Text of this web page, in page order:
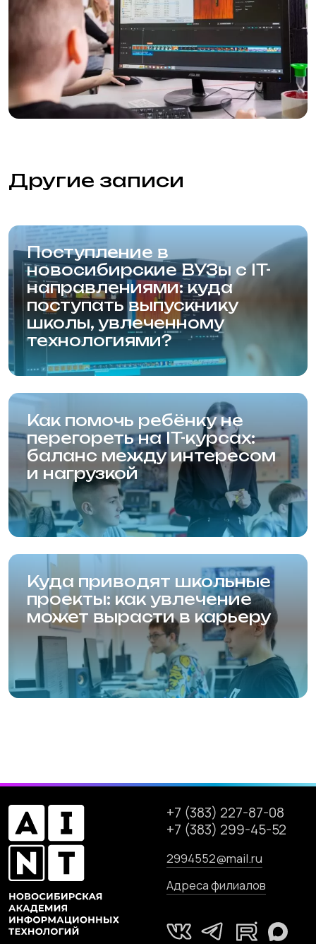
Новосибирская Академия
Информационных Технологий (Академия
НАИТ)
Новосибирск, Красный проспект, 320/1
Карта сайта
Статьи
Сведения от образовательной организации
Правила приёма в образовательную
организацию
Политика конфиденциальности
Политика использования Cookie
Согласие на обработку персональных данных
© 2001—2024, НАИТ.
Л035-01199-54/01083384
Подготовительный факультет
Технический факультет
Графический факультет
Стоимость
Преподаватели
Отзывы
Фотогалерея
Блог
Контакты
Сайт разработан
Мы используем файлы cookie. Продолжая
использовать данный сайт, вы соглашаетесь с
этим в соответствии с условиями, указанными
по ссылке Согласен